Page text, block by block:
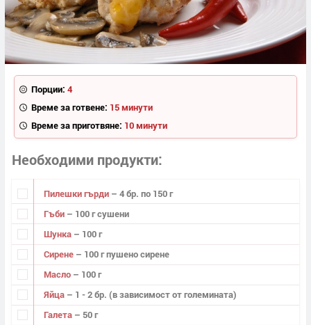
Порции: 4
Време за готвене: 15 минути
Време за приготвяне: 10 минути
Необходими продукти
Пилешки гърди – 4 бр. по 150 г
Гъби – 100 г сушени
Шунка – 100 г
Сирене – 100 г пушено сирене
Масло – 100 г
Яйца – 1 - 2 бр. (в зависимост от големината)
Галета – 50 г